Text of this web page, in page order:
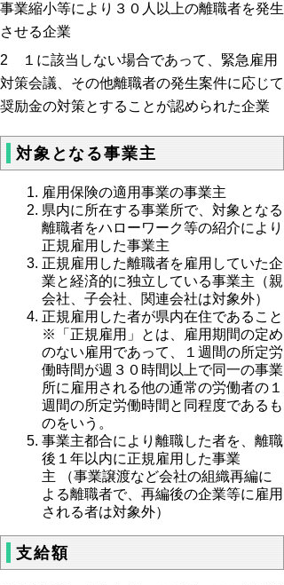
事業縮小等により３０人以上の離職者を発生
させる企業
2 １に該当しない場合であって、緊急雇用
対策会議、その他離職者の発生案件に応じて
奨励金の対策とすることが認められた企業
対象となる事業主
雇用保険の適用事業の事業主
県内に所在する事業所で、対象となる
離職者をハローワーク等の紹介により
正規雇用した事業主
正規雇用した離職者を雇用していた企
業と経済的に独立している事業主（親
会社、子会社、関連会社は対象外）
正規雇用した者が県内在住であること
※「正規雇用」とは、雇用期間の定め
のない雇用であって、１週間の所定労
働時間が週３０時間以上で同一の事業
所に雇用される他の通常の労働者の１
週間の所定労働時間と同程度であるも
のをいう。
事業主都合により離職した者を、離職
後１年以内に正規雇用した事業
主 （事業譲渡など会社の組織再編に
よる離職者で、再編後の企業等に雇用
される者は対象外）
支給額
る
書
類
を
添
て
提
行
う
事
業
主
支
給
（様
げ
る